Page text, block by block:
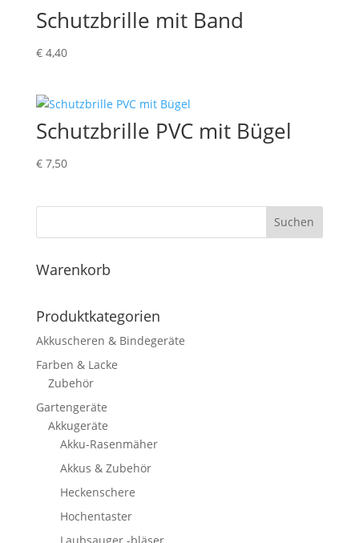
Schutzbrille mit Band
€4,40
Schutzbrille PVC mit Bügel
€7,50
Suchen
Warenkorb
Produktkategorien
Akkuscheren & Bindegeräte
Farben & Lacke
Zubehör
Gartengeräte
Akkugeräte
Akku-Rasenmäher
Akkus & Zubehör
Heckenschere
Hochentaster
Laubsauger -bläser